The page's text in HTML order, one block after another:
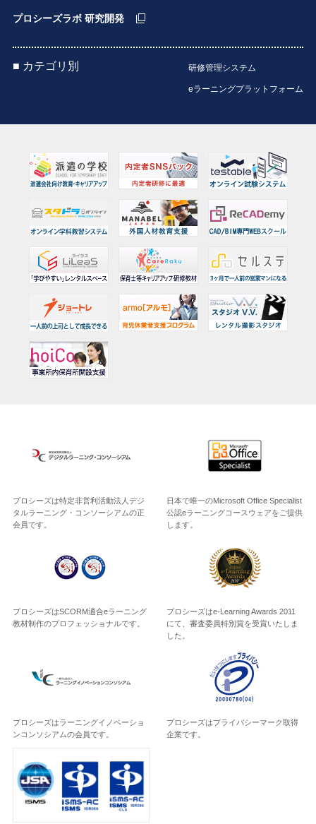
プロシーズラボ 研究開発
■ カテゴリ別 研修管理システム
eラーニングプラットフォーム
プロシーズは特定非営利活動法人デジ
タルラーニング・コンソーシアムの正
会員です。
日本で唯一のMicrosoft Office Specialist
公認eラーニングコースウェアをご提供
します。
プロシーズはSCORM適合eラーニング
教材制作のプロフェッショナルです。
プロシーズはe-Learning Awards 2011
にて、審査委員特別賞を受賞いたしま
した。
プロシーズはラーニングイノベーショ
ンコンソシアムの会員です。
プロシーズはプライバシーマーク取得
企業です。